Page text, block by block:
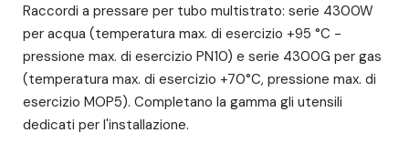
Raccordi a pressare per tubo multistrato: serie 4300W
per acqua (temperatura max. di esercizio +95 °C -
pressione max. di esercizio PN10) e serie 4300G per gas
(temperatura max. di esercizio +70°C, pressione max. di
esercizio MOP5). Completano la gamma gli utensili
dedicati per l'installazione.